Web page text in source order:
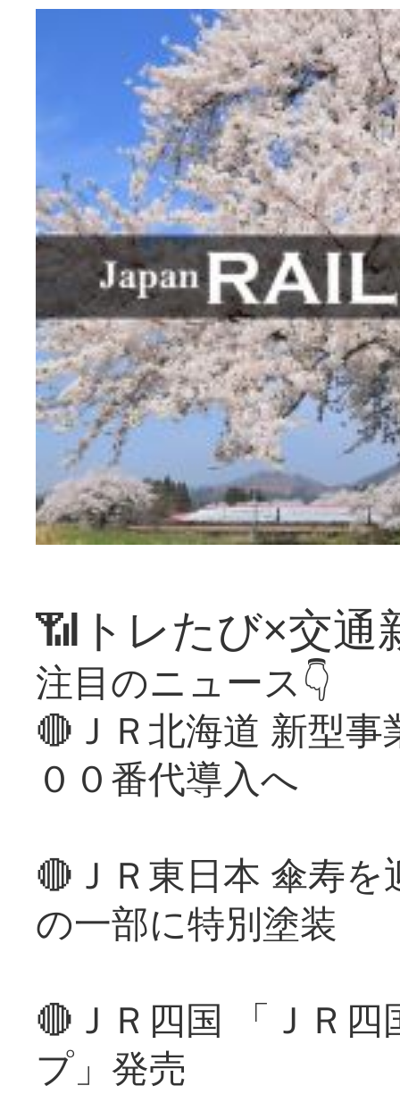
📶トレたび×交通
注目のニュース👇
🔴ＪＲ北海道 新型
００番代導入へ
🔴ＪＲ東日本 傘寿
の一部に特別塗装
🔴ＪＲ四国 「ＪＲ
プ」発売